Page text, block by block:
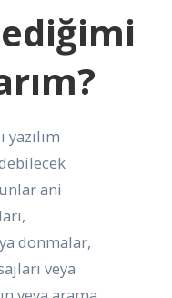
yazılım
ani
donmalar,
veya